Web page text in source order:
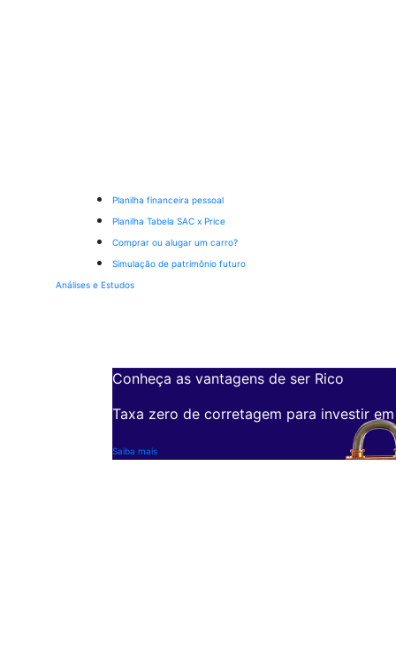
Planilha financeira pessoal
Planilha Tabela SAC x Price
Comprar ou alugar um carro?
Simulação de patrimônio futuro
Análises e Estudos
Conheça as vantagens de ser Rico
Taxa zero de corretagem para investir
Saiba mais